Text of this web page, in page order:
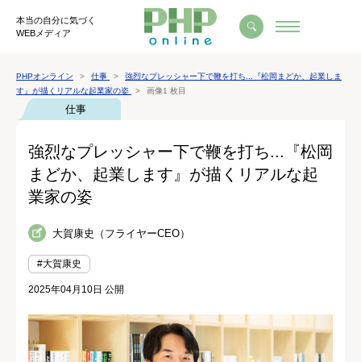
本当の自分に気づく
WEBメディア
PHPオンライン 仕事
強烈なプレッシャー下で鞭を打ち...『松岡まどか、起業しま
す』が描くリアルな起業家の姿
画像1 枚目
仕事
強烈なプレッシャー下で鞭を打ち...『松岡
まどか、起業します』が描くリアルな起
業家の姿
大賀康史（フライヤーCEO）
#大賀康史
2025年04月10日 公開